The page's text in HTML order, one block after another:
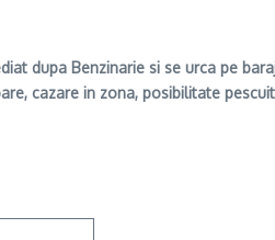
dupa Benzinarie si se urca pe
cazare in zona, posibilitate